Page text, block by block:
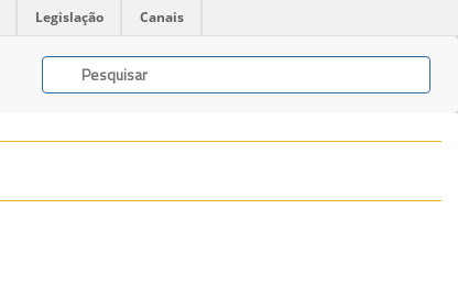
Legislação Canais